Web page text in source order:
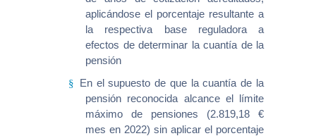
aplicándose el porcentaje resultante a
la respectiva base reguladora a
efectos de determinar la cuantía de la
pensión
§
En el supuesto de que la cuantía de la
pensión reconocida alcance el límite
máximo de pensiones (2.819,18 €
mes en 2022) sin aplicar el porcentaje